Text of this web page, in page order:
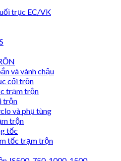
trục EC/VK
và vành chậu
cối trộn
trạm trộn
trộn
và phụ tùng
trộn
tốc
tốc trạm trộn